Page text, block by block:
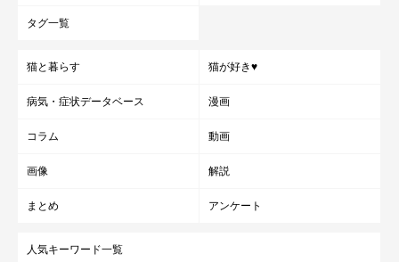
タグ一覧
猫と暮らす 猫が好き♥
病気・症状データベース 漫画
コラム 動画
画像 解説
まとめ アンケート
人気キーワード一覧